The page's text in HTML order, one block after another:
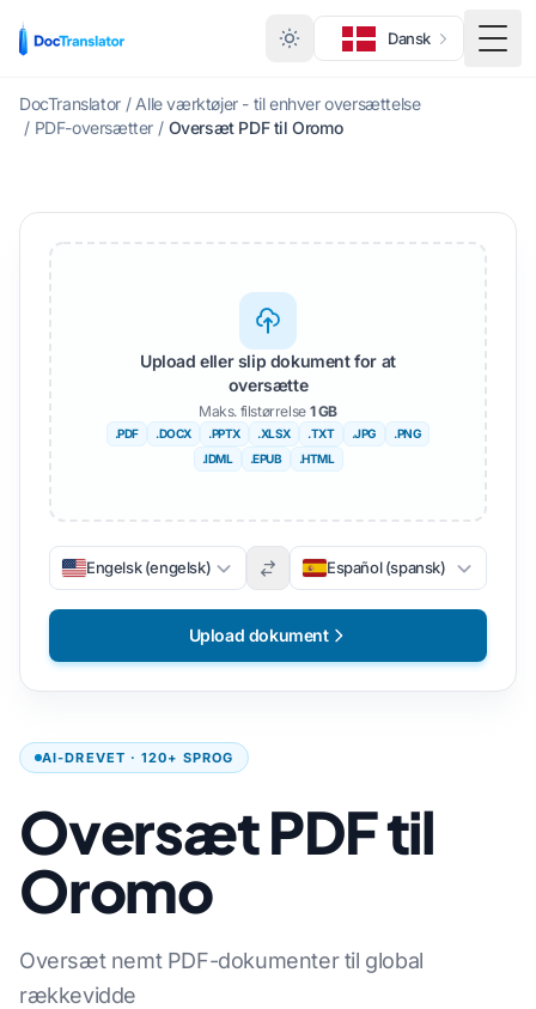
Dansk
Skift
DocTranslator / Alle værktøjer - til enhver oversættelse
/ PDF-oversætter / Oversæt PDF til Oromo
AI-DREVET · 120+ SPROG
Oversæt PDF til
Oromo
Oversæt nemt PDF-dokumenter til global
rækkevidde
Upload eller slip dokument for at
oversætte
Maks. filstørrelse 1 GB
.PDF .DOCX .PPTX .XLSX .TXT .JPG
.PNG
.IDML
.EPUB .HTML
Engelsk (engelsk) Español (spansk)
Upload dokument